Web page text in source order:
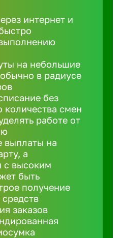
Белгород
интернет и
на небольшие
в радиусе
без
количества смен
работе от
выплаты на
а
с высоким
быть
получение
заказов